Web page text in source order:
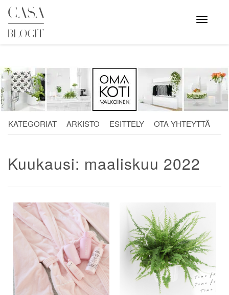
Skip
content
Avaa
valikko
KATEGORIAT ARKISTO ESITTELY OTA YHTEYTTÄ
Kuukausi: maaliskuu 2022
Artikkelien
selaus